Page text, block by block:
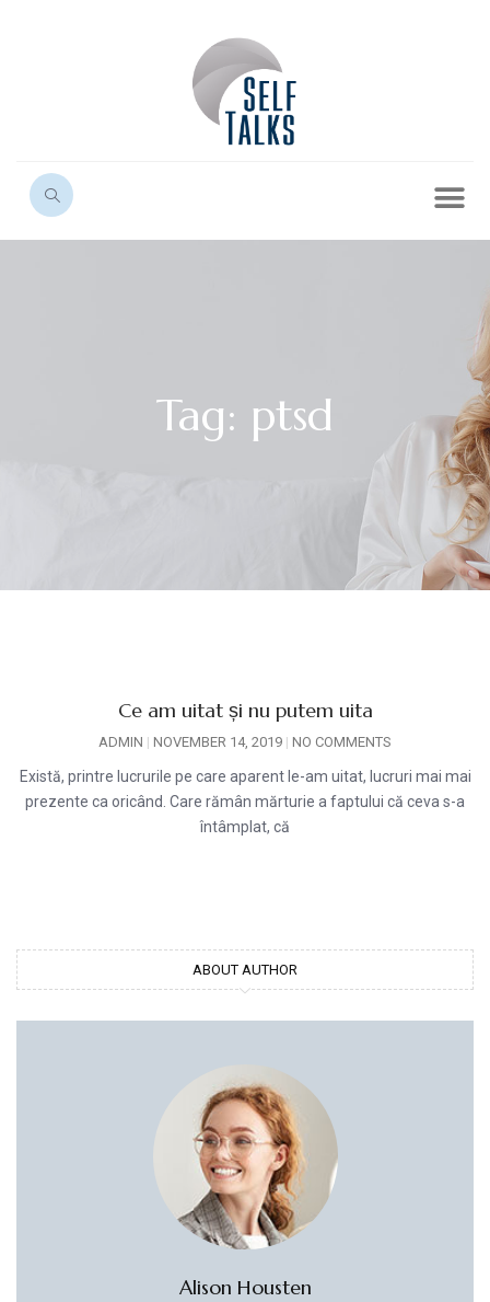
Tag: ptsd
Ce am uitat și nu putem uita
ADMIN NOVEMBER 14, 2019 NO COMMENTS
Există, printre lucrurile pe care aparent le-am uitat, lucruri mai mai
prezente ca oricând. Care rămân mărturie a faptului că ceva s-a
întâmplat, că
ABOUT AUTHOR
Alison Housten